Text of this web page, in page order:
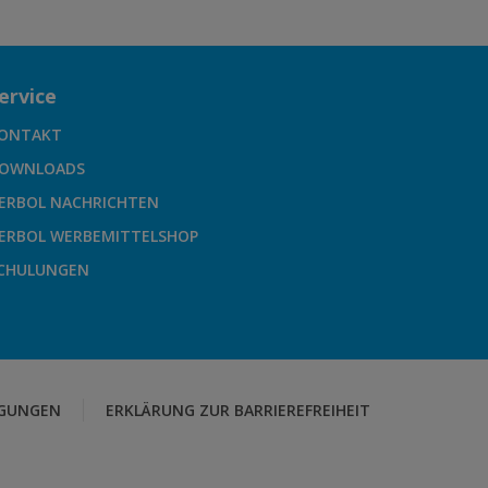
NACHRICHTEN
WERBEMITTELSHOP
ERKLÄRUNG ZUR BARRIEREFREIHEIT